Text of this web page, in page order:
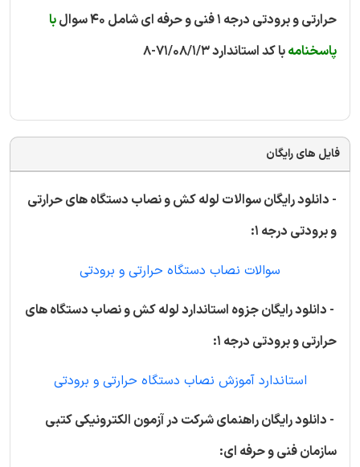
حرارتی و برودتی درجه 1 فنی و حرفه ای شامل 40 سوال
با
پاسخنامهبا کد استاندارد 71/08/1/3-8
فایل های رایگان
- دانلود رایگان سوالات لوله کش و نصاب دستگاه های حرارتی
و برودتی درجه 1:
سوالات نصاب دستگاه حرارتی و برودتی
- دانلود رایگان جزوه استاندارد لوله کش و نصاب دستگاه های
حرارتی و برودتی درجه 1:
استاندارد آموزش نصاب دستگاه حرارتی و برودتی
- دانلود رایگان راهنمای شرکت در آزمون الکترونیکی کتبی
سازمان فنی و حرفه ای: